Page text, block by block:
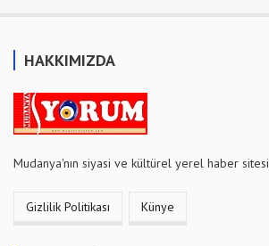
HAKKIMIZDA
Mudanya'nın siyasi ve kültürel yerel haber sitesi
Gizlilik Politikası Künye